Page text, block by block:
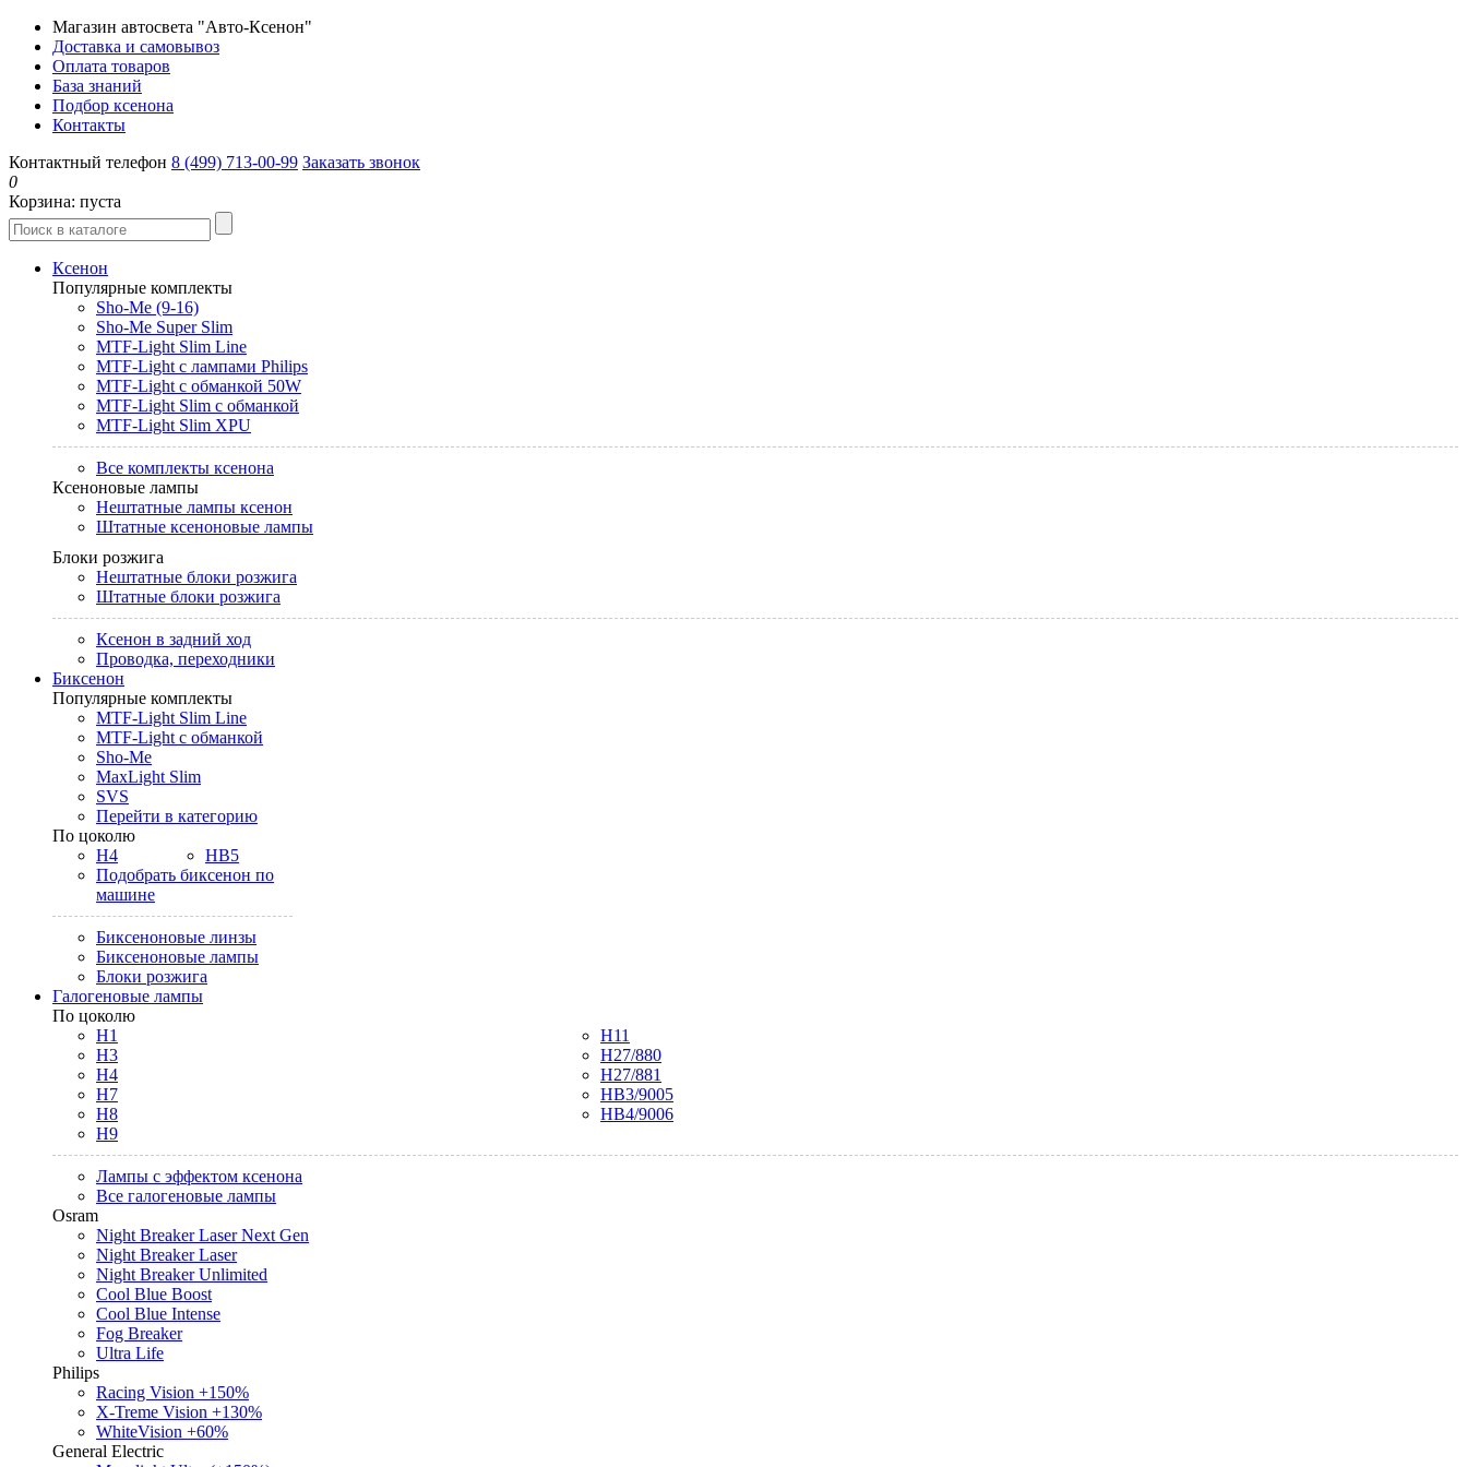
Магазин автосвета "Авто-Ксенон"
Доставка и самовывоз
Оплата товаров
База знаний
Подбор ксенона
Контакты
Контактный телефон 8 (499) 713-00-99 Заказать звонок
0
Корзина: пуста
Ксенон
Популярные комплекты
Sho-Me (9-16)
Sho-Me Super Slim
MTF-Light Slim Line
MTF-Light с лампами Philips
MTF-Light с обманкой 50W
MTF-Light Slim с обманкой
MTF-Light Slim XPU
Все комплекты ксенона
Ксеноновые лампы
Нештатные лампы ксенон
Штатные ксеноновые лампы
Блоки розжига
Нештатные блоки розжига
Штатные блоки розжига
Ксенон в задний ход
Проводка, переходники
Биксенон
Популярные комплекты
MTF-Light Slim Line
MTF-Light с обманкой
Sho-Me
MaxLight Slim
SVS
Перейти в категорию
По цоколю
H4
HB5
Подобрать биксенон по
машине
Биксеноновые линзы
Биксеноновые лампы
Блоки розжига
Галогеновые лампы
По цоколю
H1
H3
H4
H7
H8
H9
H11
H27/880
H27/881
HB3/9005
HB4/9006
Лампы с эффектом ксенона
Все галогеновые лампы
Osram
Night Breaker Laser Next Gen
Night Breaker Laser
Night Breaker Unlimited
Cool Blue Boost
Cool Blue Intense
Fog Breaker
Ultra Life
Philips
Racing Vision +150%
X-Treme Vision +130%
WhiteVision +60%
General Electric